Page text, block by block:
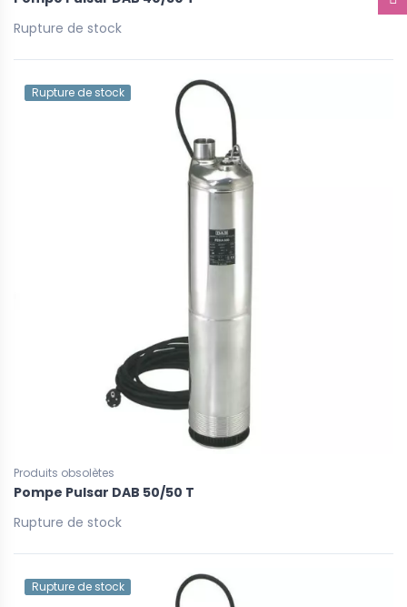
Rupture de stock
Rupture de stock
Produits obsolètes
Pompe Pulsar DAB 50/50 T
Rupture de stock
Rupture de stock